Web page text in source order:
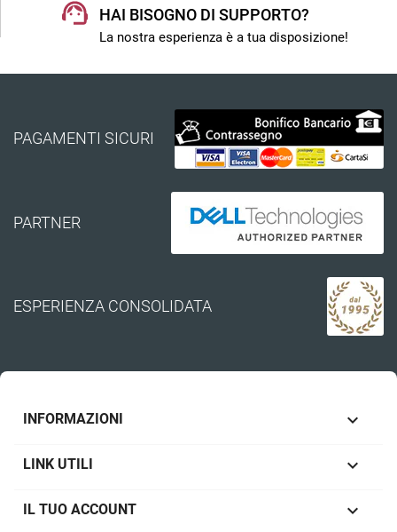
HAI BISOGNO DI SUPPORTO?
La nostra esperienza è a tua disposizione!
PAGAMENTI SICURI
PARTNER
ESPERIENZA CONSOLIDATA
INFORMAZIONI 
LINK UTILI 
IL TUO ACCOUNT 